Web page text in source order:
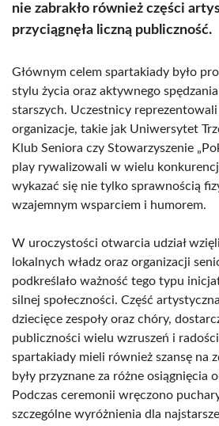
nie zabrakło również części
przyciągnęła liczną publiczność.
Głównym celem spartakiady było
stylu życia oraz aktywnego
starszych. Uczestnicy
organizacje, takie jak Uniwersytet
Klub Seniora czy Stowarzyszenie
play rywalizowali w wielu
wykazać się nie tylko sprawnością
wzajemnym wsparciem i humorem.
W uroczystości otwarcia udział
lokalnych władz oraz organizacji
podkreślało ważność tego typu
silnej społeczności. Część
dziecięce zespoły oraz chóry,
publiczności wielu wzruszeń i
spartakiady mieli również szansę na
były przyznane za różne osiągnięcia
Podczas ceremonii wręczono
szczególne wyróżnienia dla